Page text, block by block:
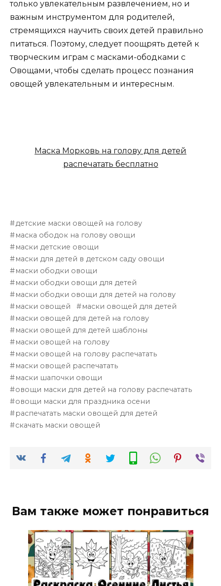
только увлекательным развлечением, но и
важным инструментом для родителей,
стремящихся научить своих детей правильно
питаться. Поэтому, следует поощрять детей к
творческим играм с масками-ободками с
Овощами, чтобы сделать процесс познания
овощей увлекательным и интересным.
Маска Морковь на голову для детей
распечатать бесплатно
детские маски овощей на голову
маска ободок на голову овощи
маски детские овощи
маски для детей в детском саду овощи
маски ободки овощи
маски ободки овощи для детей
маски ободки овощи для детей на голову
маски овощей
маски овощей для детей
маски овощей для детей на голову
маски овощей для детей шаблоны
маски овощей на голову
маски овощей на голову распечатать
маски овощей распечатать
маски шапочки овощи
овощи маски для детей на голову распечатать
овощи маски для праздника осени
распечатать маски овощей для детей
скачать маски овощей
Вам также может понравиться